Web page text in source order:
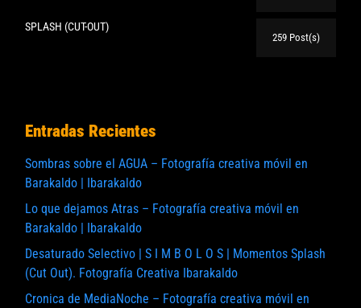
SPLASH (CUT-OUT)
259 Post(s)
Entradas Recientes
Sombras sobre el AGUA – Fotografía creativa móvil en
Barakaldo | Ibarakaldo
Lo que dejamos Atras – Fotografía creativa móvil en
Barakaldo | Ibarakaldo
Desaturado Selectivo | S I M B O L O S | Momentos Splash
(Cut Out). Fotografía Creativa Ibarakaldo
Cronica de MediaNoche – Fotografía creativa móvil en